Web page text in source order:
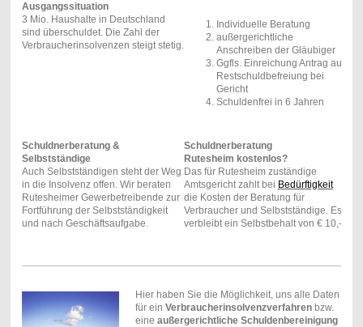
Ausgangssituation
3 Mio. Haushalte in Deutschland
sind überschuldet. Die Zahl der
Verbraucherinsolvenzen steigt stetig.
Individuelle Beratung
außergerichtliche
Anschreiben der Gläubiger
Ggfls. Einreichung Antrag auf
Restschuldbefreiung bei
Gericht
Schuldenfrei in 6 Jahren
Schuldnerberatung &
Selbstständige
Auch Selbstständigen steht der Weg
in die Insolvenz offen. Wir beraten
Rutesheimer Gewerbetreibende zur
Fortführung der Selbstständigkeit
und nach Geschäftsaufgabe.
Schuldnerberatung
Rutesheim kostenlos?
Das für Rutesheim zuständige
Amtsgericht zahlt bei Bedürftigkeit
die Kosten der Beratung für
Verbraucher und Selbstständige. Es
verbleibt ein Selbstbehalt von € 10,-.
Hier haben Sie die Möglichkeit, uns alle Daten
für ein Verbraucherinsolvenzverfahrenbzw.
eine außergerichtliche Schuldenbereinigung